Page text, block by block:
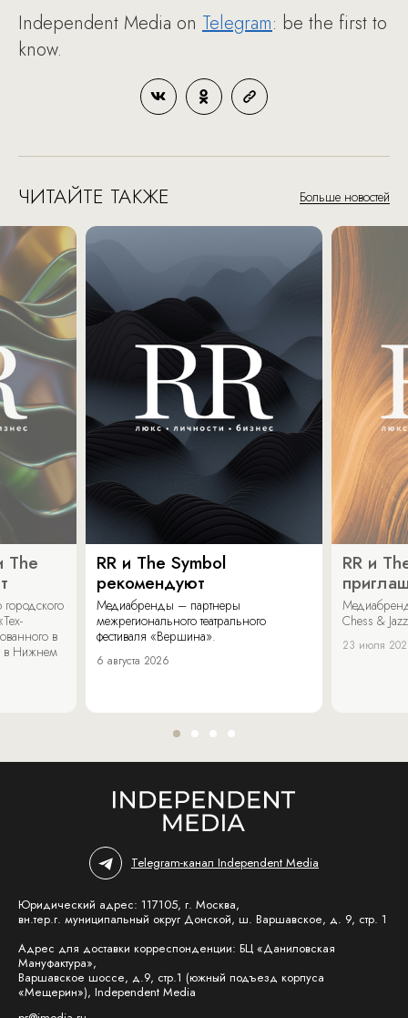
Independent Media on Telegram: be the first to
know.
ЧИТАЙТЕ ТАКЖЕ Больше новостей
The
в
в Нижнем
RR и The Symbol
рекомендуют
Медиабренды – партнеры
межрегионального театрального
фестиваля «Вершина».
6 августа 2026
RR и
Chess &
23 июля
Telegram-канал Independent Media
Юридический адрес: 117105, г. Москва,
вн.тер.г. муниципальный округ Донской, ш. Варшавское, д. 9, стр. 1
Адрес для доставки корреспонденции: БЦ «Даниловская
Мануфактура»,
Варшавское шоссе, д.9, стр.1 (южный подъезд корпуса
«Мещерин»), Independent Media